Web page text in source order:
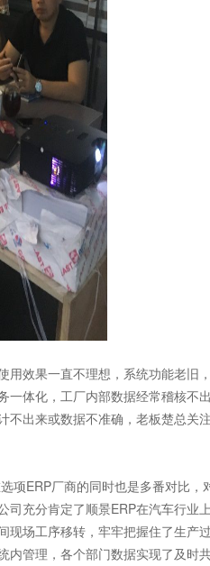
效果一直不理想，系统功能老旧
一体化，工厂内部数据经常稽核不出
不出来或数据不准确，老板楚总关
项ERP厂商的同时也是多番对比，
司充分肯定了顺景ERP在汽车行业
现场工序移转，牢牢把握住了生产
内管理，各个部门数据实现了及时